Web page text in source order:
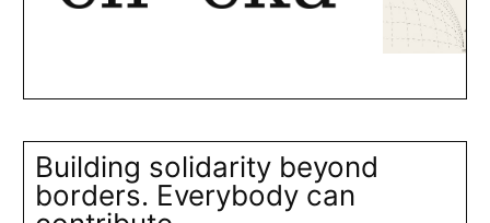
Building solidarity beyond
borders. Everybody can